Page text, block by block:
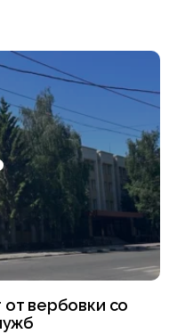
вербовки со